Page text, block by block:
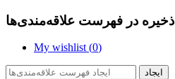
ذخیره در فهرست علاقه‌مندی‌ها
My wishlist (0)
ایجاد